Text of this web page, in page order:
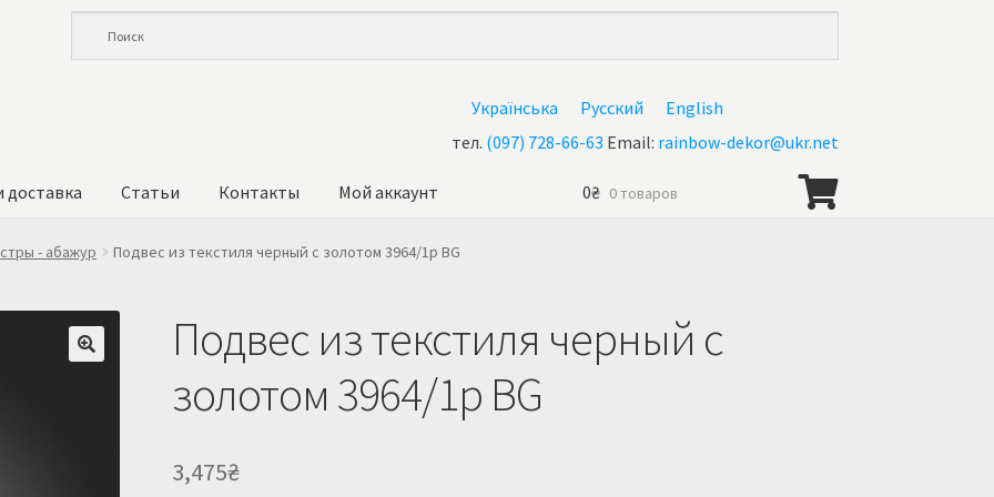
Українська Русский
English
тел. (097) 728-66-63 Email: rainbow-dekor@ukr.net
доставка Статьи Контакты
Мой аккаунт
0₴ 0 товаров
- абажур Подвес из текстиля черный с золотом 3964/1p BG
Подвес из текстиля черный с
золотом 3964/1p BG
3,475₴